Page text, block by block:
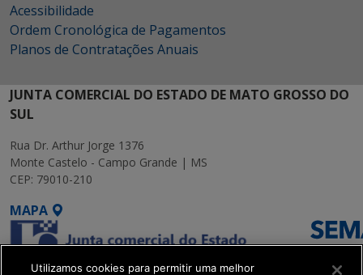
Acessibilidade
Ordem Cronológica de Pagamentos
Planos de Contratações Anuais
JUNTA COMERCIAL DO ESTADO DE MATO GROSSO DO
SUL
Rua Dr. Arthur Jorge 1376
Monte Castelo - Campo Grande | MS
CEP: 79010-210
MAPA
Utilizamos cookies para permitir uma melhor